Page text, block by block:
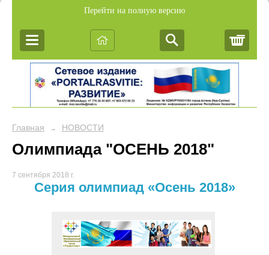
Перейти на полную версию
Главная → НОВОСТИ
Олимпиада "ОСЕНЬ 2018"
7 сентября 2018 г.
Серия олимпиад «Осень 2018»